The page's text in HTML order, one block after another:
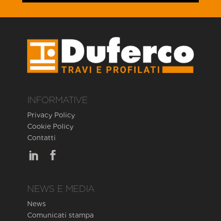
INFORMATIVE
Privacy Policy
Cookie Policy
Contatti
NEWS E MEDIA
News
Comunicati stampa